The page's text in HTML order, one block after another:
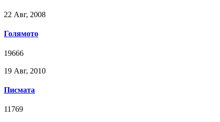
22 Авг, 2008
Голямото
19666
19 Авг, 2010
Писмата
11769